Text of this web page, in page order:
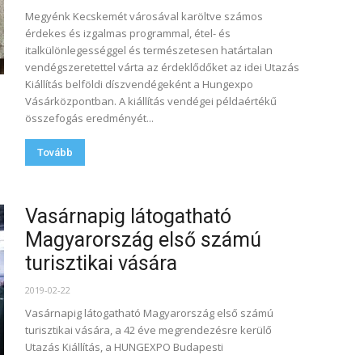
Megyénk Kecskemét városával karöltve számos
érdekes és izgalmas programmal, étel- és
italkülönlegességgel és természetesen határtalan
vendégszeretettel várta az érdeklődőket az idei Utazás
Kiállítás belföldi díszvendégeként a Hungexpo
Vásárközpontban. A kiállítás vendégei példaértékű
összefogás eredményét...
Tovább
Vasárnapig látogatható
Magyarország első számú
turisztikai vására
2019-02-22
Vasárnapig látogatható Magyarország első számú
turisztikai vására, a 42 éve megrendezésre kerülő
Utazás Kiállítás, a HUNGEXPO Budapesti